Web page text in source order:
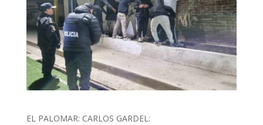
EL PALOMAR: CARLOS GARDEL: